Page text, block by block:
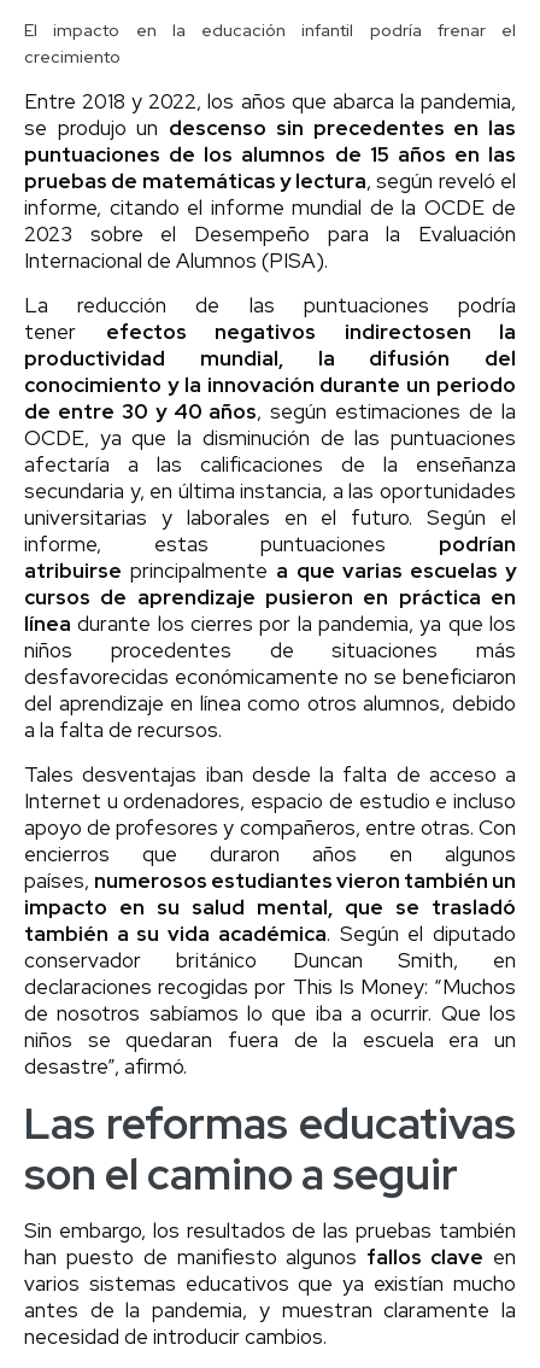
El impacto en la educación infantil podría frenar el
crecimiento
Entre 2018 y 2022, los años que abarca la pandemia,
se produjo un descenso sin precedentes en las
puntuaciones de los alumnos de 15 años en las
pruebas de matemáticas y lectura, según reveló el
informe, citando el informe mundial de la OCDE de
2023 sobre el Desempeño para la Evaluación
Internacional de Alumnos (PISA).
La reducción de las puntuaciones podría
tener efectos negativos indirectosen la
productividad mundial, la difusión del
conocimiento y la innovación durante un periodo
de entre 30 y 40 años, según estimaciones de la
OCDE, ya que la disminución de las puntuaciones
afectaría a las calificaciones de la enseñanza
secundaria y, en última instancia, a las oportunidades
universitarias y laborales en el futuro. Según el
informe, estas puntuaciones podrían
atribuirse principalmente a que varias escuelas y
cursos de aprendizaje pusieron en práctica en
línea durante los cierres por la pandemia, ya que los
niños procedentes de situaciones más
desfavorecidas económicamente no se beneficiaron
del aprendizaje en línea como otros alumnos, debido
a la falta de recursos.
Tales desventajas iban desde la falta de acceso a
Internet u ordenadores, espacio de estudio e incluso
apoyo de profesores y compañeros, entre otras. Con
encierros que duraron años en algunos
países, numerosos estudiantes vieron también un
impacto en su salud mental, que se trasladó
también a su vida académica. Según el diputado
conservador británico Duncan Smith, en
declaraciones recogidas por This Is Money: “Muchos
de nosotros sabíamos lo que iba a ocurrir. Que los
niños se quedaran fuera de la escuela era un
desastre”, afirmó.
Las reformas educativas
son el camino a seguir
Sin embargo, los resultados de las pruebas también
han puesto de manifiesto algunos fallos clave en
varios sistemas educativos que ya existían mucho
antes de la pandemia, y muestran claramente la
necesidad de introducir cambios.